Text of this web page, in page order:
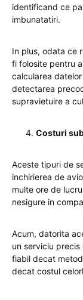
identificand ce
imbunatatiri.
In plus, odata ce
fi folosite pentru
calcularea
detectarea
supravietuire a
Costuri
Aceste tipuri de
inchirierea de
multe ore de
nesigure in
Acum, datorita
un serviciu
fiabil decat
decat costul